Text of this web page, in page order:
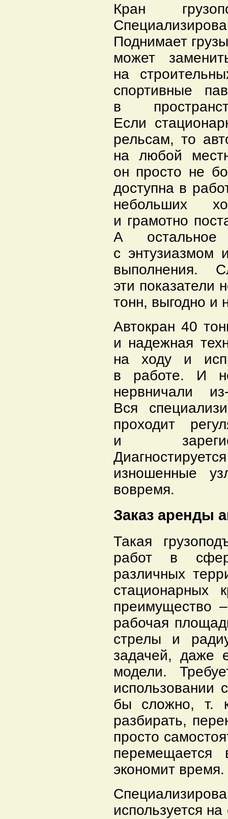
Кран
Поднимает
может
на
спортивные
в
Если
рельсам, то
на любой
он просто не
доступна в
небольших
и грамотно
А
с энтузиазмом
выполнения.
эти показатели
тонн, выгодно и
Автокран 40
и надежная
на ходу и
в работе. И
нервничали
Вся
проходит
и
изношенные
вовремя.
Заказ аренды
Такая
работ в
различных
стационарных
преимущество
рабочая
стрелы и
задачей, даже
модели.
использовании
бы сложно, т.
разбирать,
просто
экономит время.
используется